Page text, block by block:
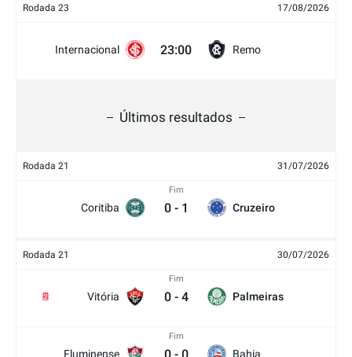
Rodada 23 17/08/2026
Internacional 23:00 Remo
Últimos resultados
Rodada 21 31/07/2026
Coritiba
Fim
0 - 1 Cruzeiro
Rodada 21 30/07/2026
Vitória
2
Fim
0 - 4 Palmeiras
Fluminense
Fim
Bahia